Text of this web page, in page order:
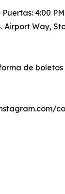
4:00 PM
Airport Way,
de